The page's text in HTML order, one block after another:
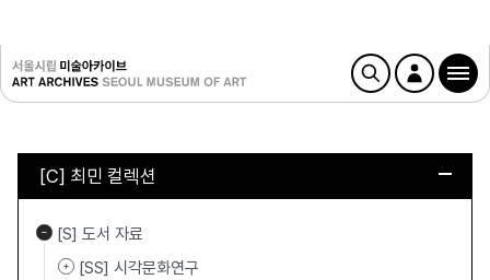
[C] 최민 컬렉션
[S] 도서 자료
[SS] 시각문화연구